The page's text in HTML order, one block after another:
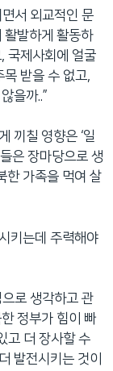
서 외교적인 문
활발하게 활동하
국제사회에 얼굴
받을 수 없고,
을까..”
끼칠 영향은 ‘일
은 장마당으로 생
한 가족을 먹여 살
키는데 주력해야
로 생각하고 관
정부가 힘이 빠
고 더 장사할 수
발전시키는 것이